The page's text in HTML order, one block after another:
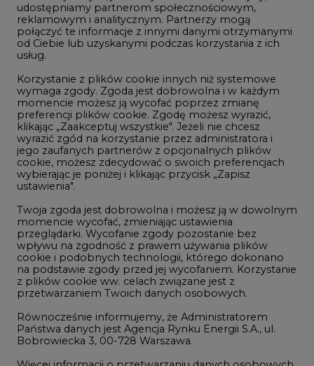
Geopolityka
LTE450
Innowacje i AI
Telekomunikacja i IT
Handel emisjami CO2
Wodór
Górnictwo
Atom
Fotowoltaika
Offshore wind
Zielone samorządy
Zielona gospodarka
udostępniamy partnerom społecznościowym,
reklamowym i analitycznym. Partnerzy mogą
połączyć te informacje z innymi danymi otrzymanymi
od Ciebie lub uzyskanymi podczas korzystania z ich
usług.
Korzystanie z plików cookie innych niż systemowe
wymaga zgody. Zgoda jest dobrowolna i w każdym
momencie możesz ją wycofać poprzez zmianę
preferencji plików cookie. Zgodę możesz wyrazić,
klikając „Zaakceptuj wszystkie". Jeżeli nie chcesz
wyrazić zgód na korzystanie przez administratora i
jego zaufanych partnerów z opcjonalnych plików
cookie, możesz zdecydować o swoich preferencjach
wybierając je poniżej i klikając przycisk „Zapisz
ustawienia".
Twoja zgoda jest dobrowolna i możesz ją w dowolnym
momencie wycofać, zmieniając ustawienia
przeglądarki. Wycofanie zgody pozostanie bez
wpływu na zgodność z prawem używania plików
cookie i podobnych technologii, którego dokonano
na podstawie zgody przed jej wycofaniem. Korzystanie
z plików cookie ww. celach związane jest z
przetwarzaniem Twoich danych osobowych.
Równocześnie informujemy, że Administratorem
Państwa danych jest Agencja Rynku Energii S.A., ul.
Bobrowiecka 3, 00-728 Warszawa.